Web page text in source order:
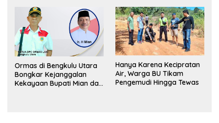
Ormas di Bengkulu Utara
Bongkar Kejanggalan
Kekayaan Bupati Mian dan
Hanya Karena Kecipratan
Air, Warga BU Tikam
Pengemudi Hingga Tewas